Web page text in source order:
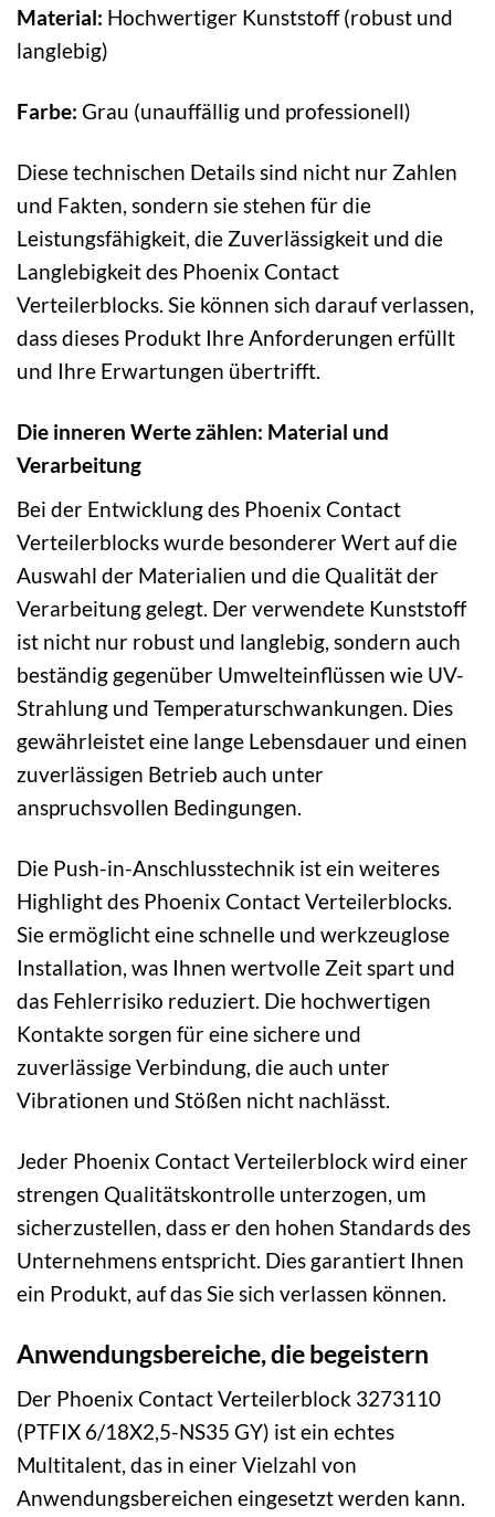
Material: Hochwertiger Kunststoff (robust und
langlebig)
Farbe: Grau (unauffällig und professionell)
Diese technischen Details sind nicht nur Zahlen
und Fakten, sondern sie stehen für die
Leistungsfähigkeit, die Zuverlässigkeit und die
Langlebigkeit des Phoenix Contact
Verteilerblocks. Sie können sich darauf verlassen,
dass dieses Produkt Ihre Anforderungen erfüllt
und Ihre Erwartungen übertrifft.
Die inneren Werte zählen: Material und
Verarbeitung
Bei der Entwicklung des Phoenix Contact
Verteilerblocks wurde besonderer Wert auf die
Auswahl der Materialien und die Qualität der
Verarbeitung gelegt. Der verwendete Kunststoff
ist nicht nur robust und langlebig, sondern auch
beständig gegenüber Umwelteinflüssen wie UV-
Strahlung und Temperaturschwankungen. Dies
gewährleistet eine lange Lebensdauer und einen
zuverlässigen Betrieb auch unter
anspruchsvollen Bedingungen.
Die Push-in-Anschlusstechnik ist ein weiteres
Highlight des Phoenix Contact Verteilerblocks.
Sie ermöglicht eine schnelle und werkzeuglose
Installation, was Ihnen wertvolle Zeit spart und
das Fehlerrisiko reduziert. Die hochwertigen
Kontakte sorgen für eine sichere und
zuverlässige Verbindung, die auch unter
Vibrationen und Stößen nicht nachlässt.
Jeder Phoenix Contact Verteilerblock wird einer
strengen Qualitätskontrolle unterzogen, um
sicherzustellen, dass er den hohen Standards des
Unternehmens entspricht. Dies garantiert Ihnen
ein Produkt, auf das Sie sich verlassen können.
Anwendungsbereiche, die begeistern
Der Phoenix Contact Verteilerblock 3273110
(PTFIX 6/18X2,5-NS35 GY) ist ein echtes
Multitalent, das in einer Vielzahl von
Anwendungsbereichen eingesetzt werden kann.